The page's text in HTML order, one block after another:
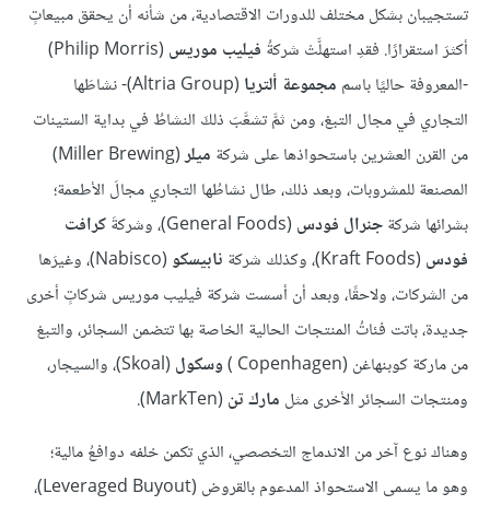
تستجيبان بشكل مختلف للدورات الاقتصادية، من شأنه أن يحقق مبيعاتٍ
أكثرَ استقرارًا. فقدِ استهلَّتْ شركةُ فيليب موريس
(Philip Morris)
-المعروفة حاليًا باسم مجموعة ألتريا
(Altria Group)- نشاطَها
التجاري في مجال التبغ، ومن ثمَّ تشعَّبَ ذلكَ النشاطُ في بداية الستينات
من القرن العشرين باستحواذها على شركة ميلر
(Miller Brewing)
المصنعة للمشروبات، وبعد ذلك، طال نشاطُها التجاري مجالَ الأطعمة؛
بشرائها شركةجنرال فودس (General Foods)، وشركةَ
كرافت
فودس (Kraft Foods)، وكذلك شركة نابيسكو
(Nabisco)، وغيرَها
من الشركات، ولاحقًا، وبعد أن أسست شركة فيليب موريس شركاتٍ أخرى
جديدة، باتت فئاتُ المنتجات الحالية الخاصة بها تتضمن السجائر، والتبغ
من ماركة كوبنهاغن (Copenhagen )
وسكول
(Skoal)، والسيجار،
ومنتجات السجائر الأخرى مثل مارك تن (MarkTen).
وهناك نوع آخر من الاندماج التخصصي، الذي تكمن خلفه دوافعُ مالية؛
وهو ما يسمى الاستحواذ المدعوم بالقروض (Leveraged Buyout)،